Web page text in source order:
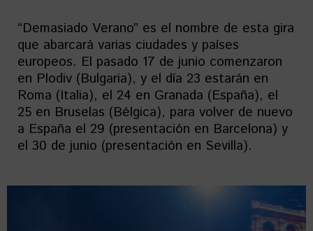
“Demasiado Verano” es el nombre de esta gira
que abarcará varias ciudades y países
europeos. El pasado 17 de junio comenzaron
en Plodiv (Bulgaria), y el día 23 estarán en
Roma (Italia), el 24 en Granada (España), el
25 en Bruselas (Bélgica), para volver de nuevo
a España el 29 (presentación en Barcelona) y
el 30 de junio (presentación en Sevilla).